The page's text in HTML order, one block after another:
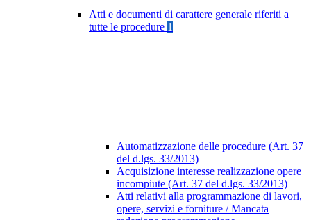
Atti e documenti di carattere generale riferiti a
tutte le procedure 1
Automatizzazione delle procedure (Art. 37
del d.lgs. 33/2013)
Acquisizione interesse realizzazione opere
incompiute (Art. 37 del d.lgs. 33/2013)
Atti relativi alla programmazione di lavori,
opere, servizi e forniture / Mancata